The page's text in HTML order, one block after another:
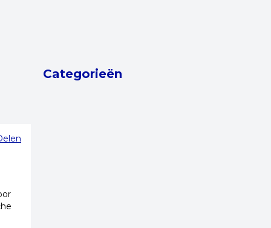
Categorieën